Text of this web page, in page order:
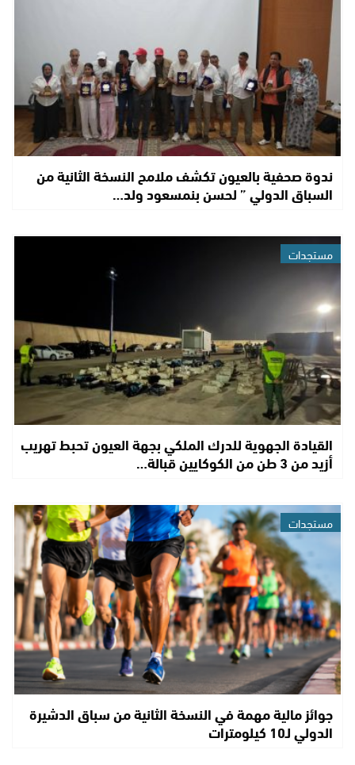
ندوة صحفية بالعيون تكشف ملامح النسخة الثانية من
السباق الدولي ” لحسن بنمسعود ولد…
مستجدات
القيادة الجهوية للدرك الملكي بجهة العيون تحبط تهريب
أزيد من 3 طن من الكوكايين قبالة…
مستجدات
جوائز مالية مهمة في النسخة الثانية من سباق الدشيرة
الدولي لـ10 كيلومترات